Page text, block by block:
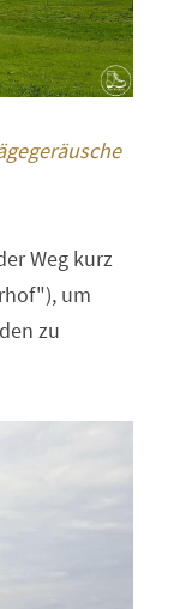
Weg kurz
um
zu